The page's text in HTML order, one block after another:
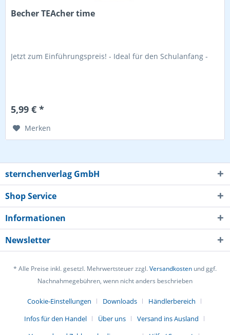
Becher TEAcher time
Jetzt zum Einführungspreis! - Ideal für den Schulanfang -
5,99 € *
Merken
sternchenverlag GmbH
Shop Service
Informationen
Newsletter
* Alle Preise inkl. gesetzl. Mehrwertsteuer zzgl.Versandkosten und ggf.
Nachnahmegebühren, wenn nicht anders beschrieben
Cookie-Einstellungen Downloads
Händlerbereich
Infos für den Handel
Über uns
Versand ins Ausland